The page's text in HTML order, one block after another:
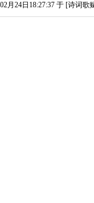
月24日18:27:37 于 [诗词歌